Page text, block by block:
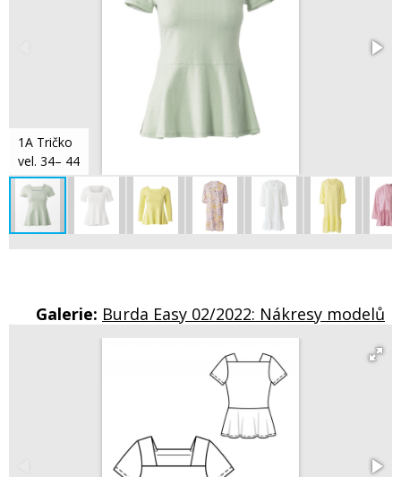
1A Tričko
vel. 34– 44
Galerie: Burda Easy 02/2022: Nákresy modelů